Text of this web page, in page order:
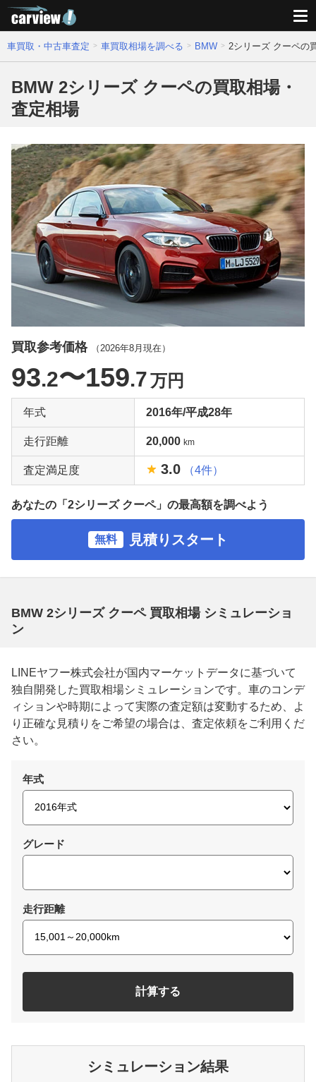
車買取・中古車査定 車買取相場を調べる BMW 2シリーズ クーペの
BMW 2シリーズ クーペの買取相場・
査定相場
買取参考価格 （ 2026年8月 現在）
93.2〜159.7万円
年式 2016年/平成28年
走行距離 20,000 km
査定満足度 3.0 （4件）
あなたの「2シリーズ クーペ」の最高額を調べよう
無料 見積りスタート
BMW 2シリーズ クーペ 買取相場 シミュレーショ
ン
LINEヤフー株式会社が国内マーケットデータに基づいて
独自開発した買取相場シミュレーションです。車のコンデ
ィションや時期によって実際の査定額は変動するため、よ
り正確な見積りをご希望の場合は、査定依頼をご利用くだ
さい。
年式
グレード
走行距離
計算する
シミュレーション結果